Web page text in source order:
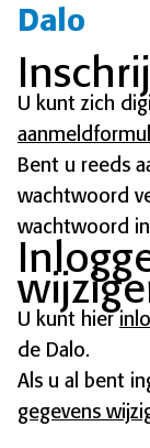
Dalo
U kunt zich
Bent u reeds
wachtwoord
wachtwoord
U kunt hier
de Dalo.
Als u al bent
gegevens